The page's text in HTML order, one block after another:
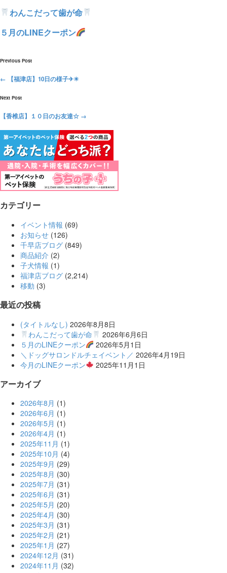
わんこだって歯が命
５月のLINEクーポン
Previous Post
← 【福津店】10日の様子✈☀
Next Post
【香椎店】１０日のお友達☆ →
カテゴリー
イベント情報 (69)
お知らせ (126)
千早店ブログ (849)
商品紹介 (2)
子犬情報 (1)
福津店ブログ (2,214)
移動 (3)
最近の投稿
(タイトルなし) 2026年8月8日
わんこだって歯が命
2026年6月6日
５月のLINEクーポン
2026年5月1日
＼ドッグサロンドルチェイベント／ 2026年4月19日
今月のLINEクーポン
2025年11月1日
アーカイブ
2026年8月 (1)
2026年6月 (1)
2026年5月 (1)
2026年4月 (1)
2025年11月 (1)
2025年10月 (4)
2025年9月 (29)
2025年8月 (30)
2025年7月 (31)
2025年6月 (31)
2025年5月 (20)
2025年4月 (30)
2025年3月 (31)
2025年2月 (21)
2025年1月 (27)
2024年12月 (31)
2024年11月 (32)